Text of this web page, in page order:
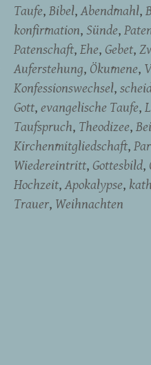
Taufe Bibel Abendmahl
konfirmation Sünde
Patenschaft Ehe Gebet
Auferstehung Ökumene
Konfessionswechsel
Gott evangelische Taufe
Taufspruch Theodizee
Kirchenmitgliedschaft
Wiedereintritt Gottesbild
Hochzeit Apokalypse
Trauer Weihnachten